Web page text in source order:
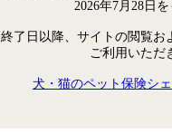
2026年7月28日
終了日以降、サイトの閲覧お
ご利用いただ
犬・猫のペット保険シ